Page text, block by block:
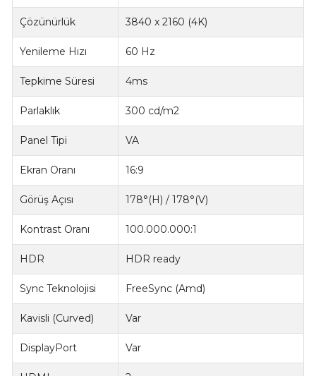
Çözünürlük 3840 x 2160 (4K)
Yenileme Hızı 60 Hz
Tepkime Süresi 4ms
Parlaklık 300 cd/m2
Panel Tipi VA
Ekran Oranı 16:9
Görüş Açısı 178°(H) / 178°(V)
Kontrast Oranı 100.000.000:1
HDR HDR ready
Sync Teknolojisi FreeSync (Amd)
Kavisli (Curved) Var
DisplayPort Var